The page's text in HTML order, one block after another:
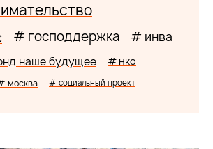
# господдержка # инва
наше будущее # нко
москва # социальный проект